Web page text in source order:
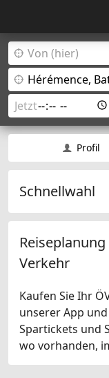
Profil
Schnellwahl
Verkehr
Kaufen Sie Ihr
unserer App
Spartickets und
wo vorhanden,